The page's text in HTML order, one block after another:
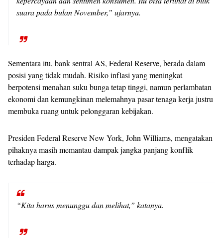
suara pada bulan November,” ujarnya.
Sementara itu, bank sentral AS, Federal Reserve, berada dalam
posisi yang tidak mudah. Risiko inflasi yang meningkat
berpotensi menahan suku bunga tetap tinggi, namun perlambatan
ekonomi dan kemungkinan melemahnya pasar tenaga kerja justru
membuka ruang untuk pelonggaran kebijakan.
Presiden Federal Reserve New York, John Williams, mengatakan
pihaknya masih memantau dampak jangka panjang konflik
terhadap harga.
“Kita harus menunggu dan melihat,” katanya.